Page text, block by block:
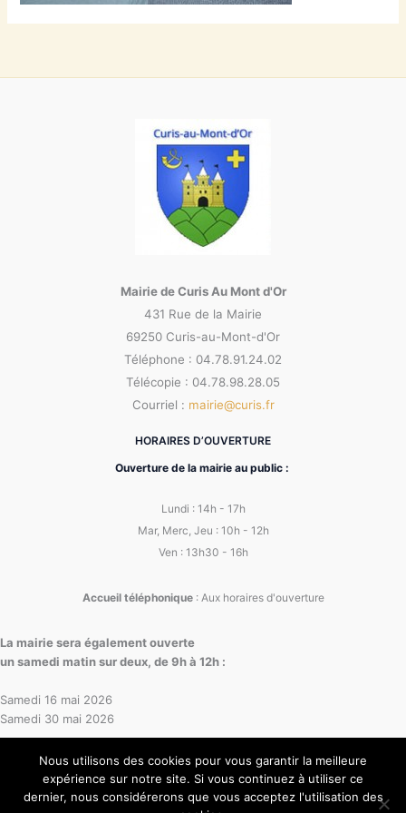
Mairie de Curis Au Mont d'Or
431 Rue de la Mairie
69250 Curis-au-Mont-d'Or
Téléphone : 04.78.91.24.02
Télécopie : 04.78.98.28.05
Courriel : mairie@curis.fr
HORAIRES D’OUVERTURE
Ouverture de la mairie au public :
Lundi : 14h - 17h
Mar, Merc, Jeu : 10h - 12h
Ven : 13h30 - 16h
Accueil téléphonique: Aux horaires d'ouverture
La mairie sera également ouverte
un samedi matin sur deux, de 9h à 12h :
Samedi 16 mai 2026
Samedi 30 mai 2026
Nous utilisons des cookies pour vous garantir la meilleure
expérience sur notre site. Si vous continuez à utiliser ce
dernier, nous considérerons que vous acceptez l'utilisation des